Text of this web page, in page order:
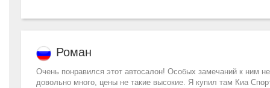
Роман
Очень понравился этот автосалон! Особых замечаний к ним
довольно много, цены не такие высокие. Я купил там Киа